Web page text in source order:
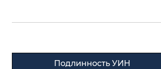
Подлинность УИН